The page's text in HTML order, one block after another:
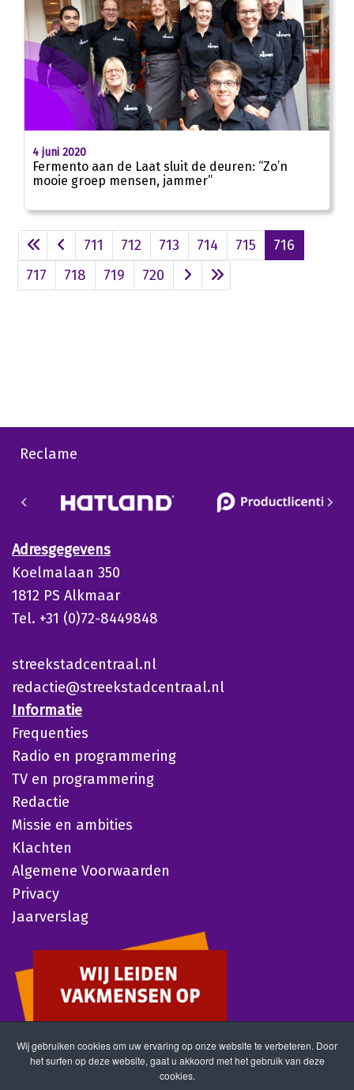
4 juni 2020
Fermento aan de Laat sluit de deuren: “Zo’n
mooie groep mensen, jammer”
711 712 713 714 715
716
717
718 719 720
Reclame
Adresgegevens
Koelmalaan 350
1812 PS Alkmaar
Tel. +31 (0)72-8449848
streekstadcentraal.nl
redactie@streekstadcentraal.nl
Informatie
Frequenties
Radio en programmering
TV en programmering
Redactie
Missie en ambities
Klachten
Algemene Voorwaarden
Privacy
Jaarverslag
Wij gebruiken cookies om uw ervaring op onze website te verbeteren. Door
het surfen op deze website, gaat u akkoord met het gebruik van deze
cookies.